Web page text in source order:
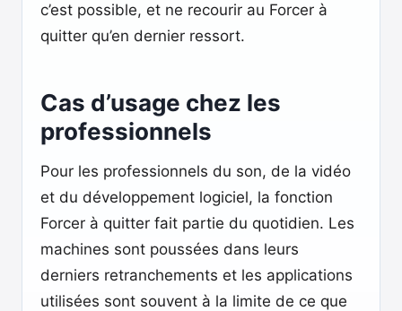
c’est possible, et ne recourir au Forcer à
quitter qu’en dernier ressort.
Cas d’usage chez les
professionnels
Pour les professionnels du son, de la vidéo
et du développement logiciel, la fonction
Forcer à quitter fait partie du quotidien. Les
machines sont poussées dans leurs
derniers retranchements et les applications
utilisées sont souvent à la limite de ce que